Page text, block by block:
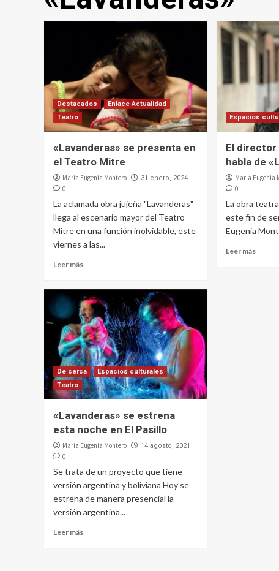
Destacados
Enlace Actualidad
Teatro
«Lavanderas» se presenta en
el Teatro Mitre
Maria Eugenia Montero 31 enero, 2024
0
La aclamada obra jujeña "Lavanderas"
llega al escenario mayor del Teatro
Mitre en una función inolvidable, este
viernes a las...
Leer más
Espacios
El director
habla de
Maria Eugenia
0
La obra
este fin de
Eugenia
Leer más
De cerca
Espacios culturales
Teatro
«Lavanderas» se estrena
esta noche en El Pasillo
Maria Eugenia Montero 14 agosto, 2021
0
Se trata de un proyecto que tiene
versión argentina y boliviana Hoy se
estrena de manera presencial la
versión argentina...
Leer más